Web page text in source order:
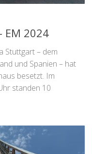
EM 2024
Stuttgart – dem
und Spanien – hat
besetzt. Im
standen 10